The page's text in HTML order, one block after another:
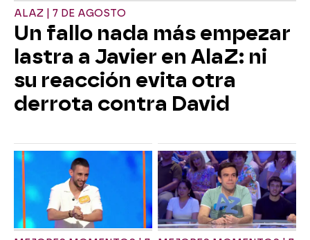
ALAZ | 7 DE AGOSTO
Un fallo nada más empezar
lastra a Javier en AlaZ: ni
su reacción evita otra
derrota contra David